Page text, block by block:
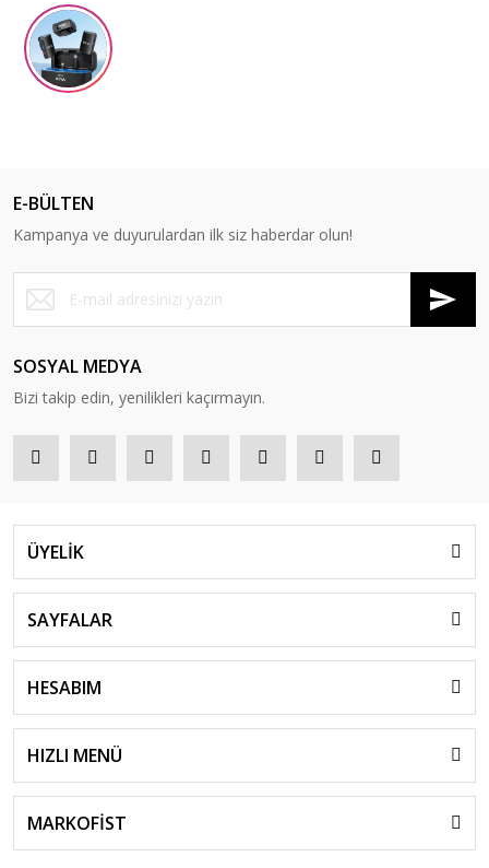
E-BÜLTEN
Kampanya ve duyurulardan ilk siz haberdar olun!
SOSYAL MEDYA
Bizi takip edin, yenilikleri kaçırmayın.
ÜYELİK
SAYFALAR
HESABIM
HIZLI MENÜ
MARKOFİST